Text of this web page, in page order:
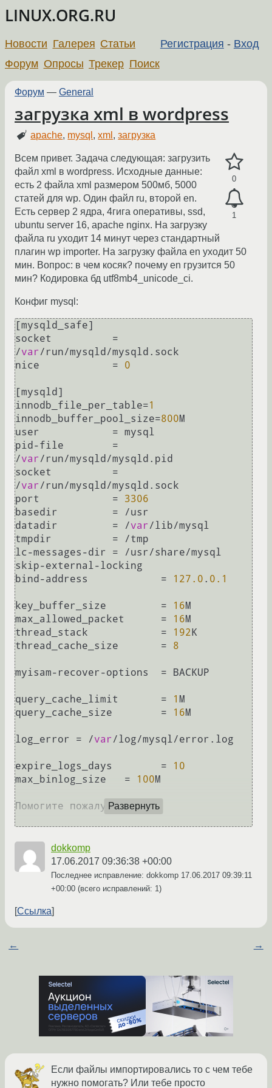
LINUX.ORG.RU
Регистрация - Вход
Новости Галерея Статьи
Форум Опросы Трекер Поиск
Форум — General
загрузка xml в wordpress
apache, mysql ,xml ,загрузка
0
1
Всем привет. Задача следующая: загрузить
файл xml в wordpress. Исходные данные:
есть 2 файла xml размером 500мб, 5000
статей для wp. Один файл ru, второй en.
Есть сервер 2 ядра, 4гига оперативы, ssd,
ubuntu server 16, apache nginx. На загрузку
файла ru уходит 14 минут через стандартный
плагин wp importer. На загрузку файла en уходит 50
мин. Вопрос: в чем косяк? почему en грузится 50
мин? Кодировка бд utf8mb4_unicode_ci.
Конфиг mysql:
[mysqld_safe]
socket		=
/var /run/mysqld/mysqld.sock
nice		= 0
[mysqld]
innodb_file_per_table=1
innodb_buffer_pool_size=800M
user		= mysql
pid-file	=
/var /run/mysqld/mysqld.pid
socket		=
/var /run/mysqld/mysqld.sock
port		= 3306
basedir		= /usr
datadir		= /var /lib/mysql
tmpdir		= /tmp
lc-messages-dir	= /usr/share/mysql
skip-external-locking
bind-address		=
127.0 . 0.1
key_buffer_size		= 16M
max_allowed_packet	=
16M
thread_stack		=
192 K
thread_cache_size       = 8
myisam-recover-options  = BACKUP
query_cache_limit	= 1 M
query_cache_size        =
16M
log_error = /var /log/mysql/error.log
expire_logs_days	=
10
max_binlog_size   =
100M
Помогите пожалуйста).
Развернуть
dokkomp
17.06.2017 09:36:38 +00:00
Последнее исправление: dokkomp 17.06.2017 09:39:11
+00:00 (всего исправлений: 1)
Ссылка
← →
Если файлы импортировались то с чем тебе
нужно помогать? Или тебе просто